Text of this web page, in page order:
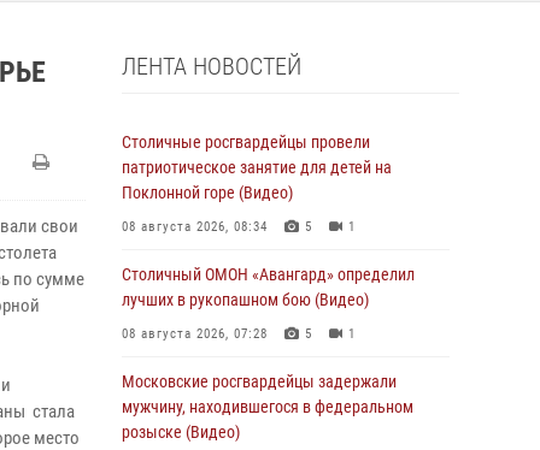
свои
по сумме
стала
место
ЛЕНТА НОВОСТЕЙ
Столичные росгвардейцы провели
патриотическое занятие для детей на
Поклонной горе (Видео)
08 августа 2026, 08:34 5 1
Столичный ОМОН «Авангард» определил
лучших в рукопашном бою (Видео)
08 августа 2026, 07:28 5 1
Московские росгвардейцы задержали
мужчину, находившегося в федеральном
розыске (Видео)